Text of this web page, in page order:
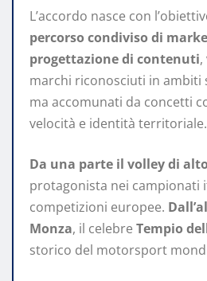
L’accordo nasce con
percorso condiviso di
progettazione di contenuti
marchi riconosciuti in
ma accomunati da concetti
velocità e identità territoriale.
Da una parte il volley di
protagonista nei campionati
competizioni europee.
Monza, il celebre Tempio
storico del motorsport